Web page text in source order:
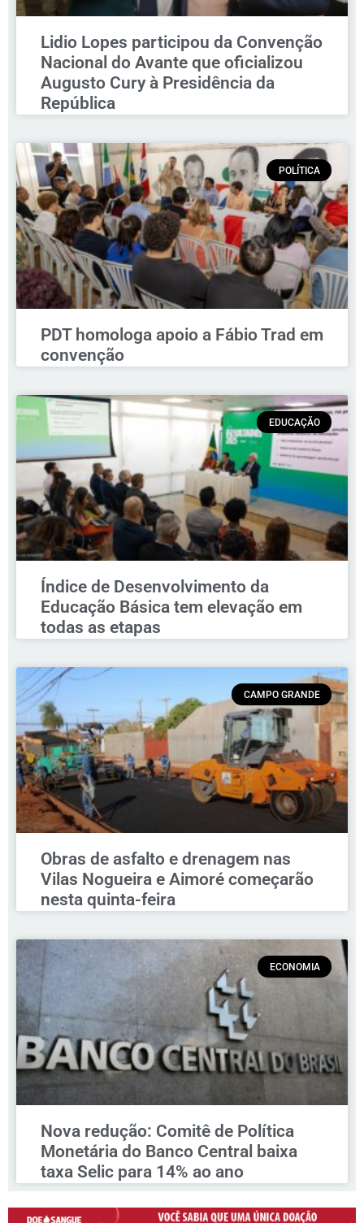
Lidio Lopes participou da Convenção
Nacional do Avante que oficializou
Augusto Cury à Presidência da
República
POLÍTICA
PDT homologa apoio a Fábio Trad em
convenção
EDUCAÇÃO
Índice de Desenvolvimento da
Educação Básica tem elevação em
todas as etapas
CAMPO GRANDE
Obras de asfalto e drenagem nas
Vilas Nogueira e Aimoré começarão
nesta quinta-feira
ECONOMIA
Nova redução: Comitê de Política
Monetária do Banco Central baixa
taxa Selic para 14% ao ano